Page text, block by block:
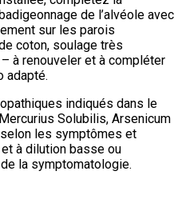
de l’alvéole avec
sur les parois
coton, soulage très
à renouveler et à compléter
adapté.
indiqués dans le
Solubilis, Arsenicum
les symptômes et
à dilution basse ou
la symptomatologie.